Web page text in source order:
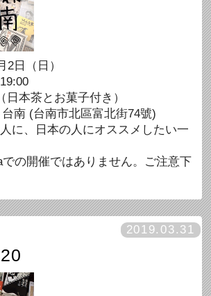
2日（日）
日本茶とお菓子付き）
南 (台南市北區富北街74號)
に、日本の人にオススメしたい一
の開催ではありません。ご注意下
2019.03.31